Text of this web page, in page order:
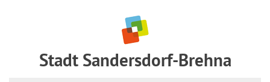
Stadt Sandersdorf-Brehna